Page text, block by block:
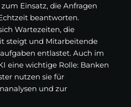
Einsatz, die Anfragen
beantworten.
Wartezeiten, die
steigt und Mitarbeitende
entlastet. Auch im
eine wichtige Rolle: Banken
nutzen sie für
und zur